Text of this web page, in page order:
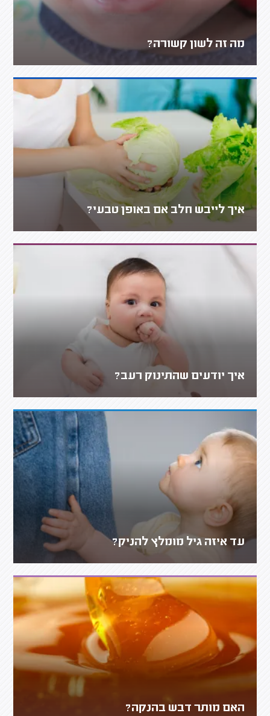
מה זה לשון קשורה?
איך לייבש חלב אם באופן טבעי?
איך יודעים שהתינוק רעב?
עד איזה גיל מומלץ להניק?
האם מותר דבש בהנקה?